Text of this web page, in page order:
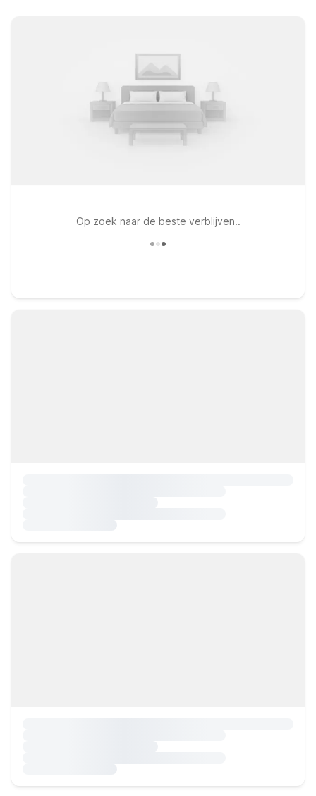
Op zoek naar de beste verblijven..